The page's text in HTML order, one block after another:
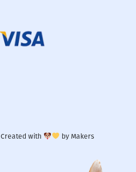
Created with by Makers